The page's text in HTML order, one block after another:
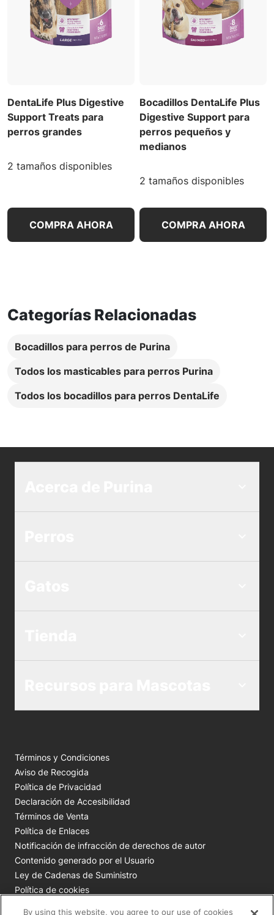
DentaLife Plus Digestive
Support Treats para
perros grandes
2 tamaños disponibles
COMPRA AHORA
Bocadillos DentaLife Plus
Digestive Support para
perros pequeños y
medianos
2 tamaños disponibles
COMPRA AHORA
Categorías Relacionadas
Bocadillos para perros de Purina
Todos los masticables para perros Purina
Todos los bocadillos para perros DentaLife
Términos y Condiciones
Aviso de Recogida
Política de Privacidad
Declaración de Accesibilidad
Términos de Venta
Política de Enlaces
Notificación de infracción de derechos de autor
Contenido generado por el Usuario
Ley de Cadenas de Suministro
Política de cookies
By using this website, you agree to our use of cookies